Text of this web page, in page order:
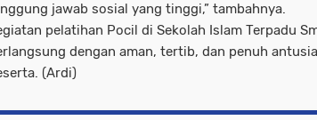
jawab sosial yang tinggi,” tambahnya.
pelatihan Pocil di Sekolah Islam Terpadu
dengan aman, tertib, dan penuh
(Ardi)